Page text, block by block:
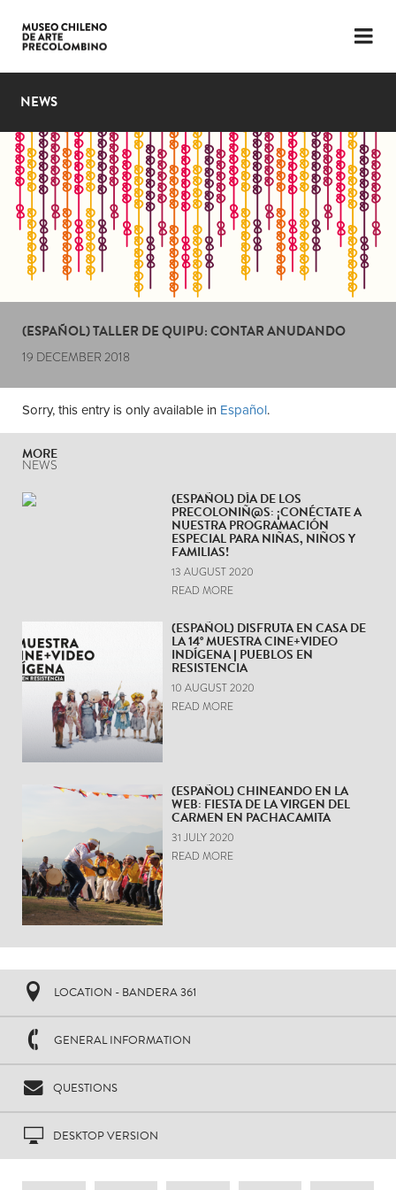
LANGUAGE
PLAN YOUR VISIT
EXHIBITIONS
COLLECTION
THE MUSEUM
LATEST VIDEOS
NEWS
(ESPAÑOL) TALLER DE QUIPU: CONTAR ANUDANDO
19 DECEMBER 2018
Sorry, this entry is only available in Español.
MORE
NEWS
(ESPAÑOL) DÍA DE LOS
PRECOLONIÑ@S: ¡CONÉCTATE A
NUESTRA PROGRAMACIÓN
ESPECIAL PARA NIÑAS, NIÑOS Y
FAMILIAS!
13 AUGUST 2020
READ MORE
(ESPAÑOL) DISFRUTA EN CASA DE
LA 14° MUESTRA CINE+VIDEO
INDÍGENA | PUEBLOS EN
RESISTENCIA
10 AUGUST 2020
READ MORE
(ESPAÑOL) CHINEANDO EN LA
WEB: FIESTA DE LA VIRGEN DEL
CARMEN EN PACHACAMITA
31 JULY 2020
READ MORE
LOCATION - BANDERA 361
GENERAL INFORMATION
QUESTIONS
DESKTOP VERSION